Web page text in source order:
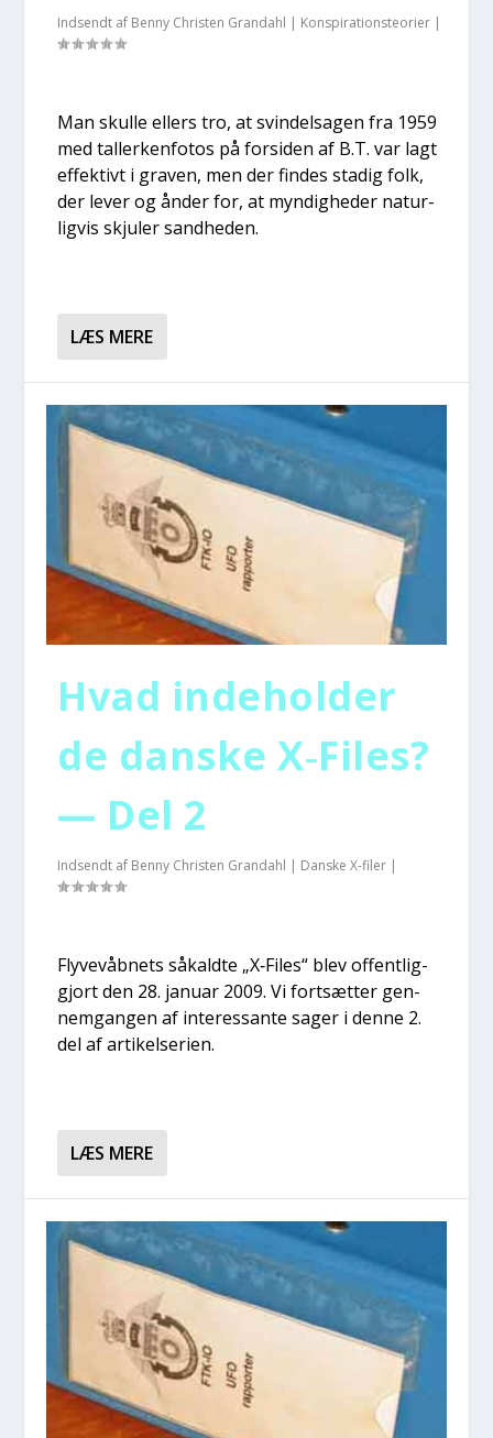
Indsendt af Benny Christen Grandahl | Konspirationsteorier |
Man skul­le ellers tro, at svin­del­sa­gen fra 1959
med tal­ler­ken­fo­tos på for­si­den af B.T. var lagt
effek­tivt i gra­ven, men der fin­des sta­dig folk,
der lever og ånder for, at myn­dig­he­der natur­
lig­vis skju­ler sand­he­den.
LÆS MERE
Hvad inde­hol­der
de dan­ske X‑Files?
— Del 2
Indsendt af Benny Christen Grandahl | Danske X-filer |
Fly­ve­våb­nets såkald­te „X‑Files“ blev offent­lig­
gjort den 28. janu­ar 2009. Vi fort­sæt­ter gen­
nem­gan­gen af inter­es­san­te sager i den­ne 2.
del af arti­kel­se­ri­en.
LÆS MERE